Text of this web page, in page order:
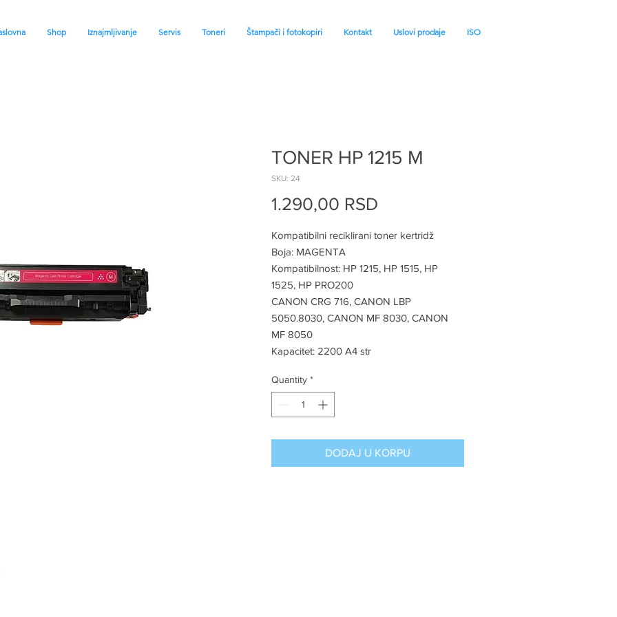
Shop Iznajmljivanje Servis Toneri Štampači i fotokopiri Kontakt Uslovi prodaje ISO
TONER HP 1215 M
SKU: 24
1.290,00 RSD
Kompatibilni reciklirani toner kertridž
Boja: MAGENTA
Kompatibilnost: HP 1215, HP 1515, HP
1525, HP PRO200
CANON CRG 716, CANON LBP
5050.8030, CANON MF 8030, CANON
MF 8050
Kapacitet: 2200 A4 str
Quantity *
DODAJ U KORPU